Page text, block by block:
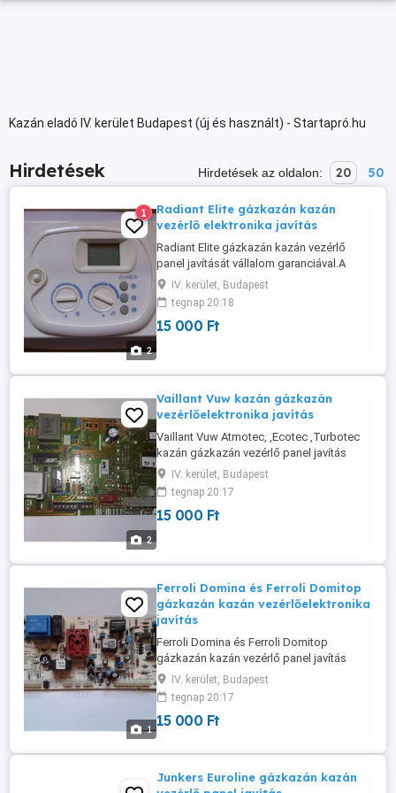
Kazán eladó IV. kerület Budapest (új és használt) - Startapró.hu
Hirdetések Hirdetések az oldalon: 20 50
2
1
Radiant Elite gázkazán kazán
vezérlő elektronika javítás
Radiant Elite gázkazán kazán vezérlő
panel javítását vállalom garanciával.A
gázkazán panelt postai úton is elküldhetik
24 órán belül megkapom. Javítási idő
rövid határidővel. A gázkazán kazán
vezérlő elektronikát minden esetben
IV. kerület, Budapest
tegnap 20:18
15 000 Ft
2
Vaillant Vuw kazán gázkazán
vezérlőelektronika javítás
Vaillant Vuw Atmotec, ,Ecotec ,Turbotec
kazán gázkazán vezérlő panel javítás
garanciával. A vezérlő elektronikába
minden esetben gyári alkatrész kerül
nincs módosítás. A vezérlőpanelt postai
úton is elküldhetik 24 órán belül
megkapom. ...
IV. kerület, Budapest
tegnap 20:17
15 000 Ft
1
Ferroli Domina és Ferroli Domitop
gázkazán kazán vezérlőelektronika
javítás
Ferroli Domina és Ferroli Domitop
gázkazán kazán vezérlő panel javítás
garanciával. A vezérlőpanelt postai úton is
elküldhetik 24 órán belül megkapom.
Hétvégén is hívható vagyok. Tel:06-70-
380-1992
IV. kerület, Budapest
tegnap 20:17
15 000 Ft
Junkers Euroline gázkazán kazán